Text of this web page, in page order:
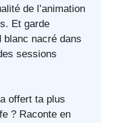
de l’animation
Et garde
blanc nacré dans
sessions
offert ta plus
? Raconte en